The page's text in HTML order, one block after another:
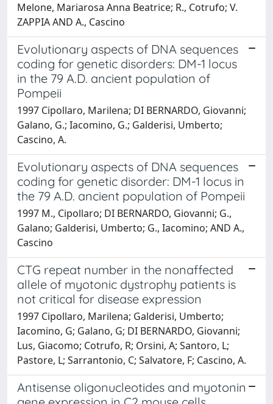
Melone, Mariarosa Anna Beatrice; R., Cotrufo; V.
ZAPPIA AND A., Cascino
Evolutionary aspects of DNA sequences
coding for genetic disorders: DM-1 locus
in the 79 A.D. ancient population of
Pompeii
1997 Cipollaro, Marilena; DI BERNARDO, Giovanni;
Galano, G.; Iacomino, G.; Galderisi, Umberto;
Cascino, A.
Evolutionary aspects of DNA sequences
coding for genetic disorder: DM-1 locus in
the 79 A.D. ancient population of Pompeii
1997 M., Cipollaro; DI BERNARDO, Giovanni; G.,
Galano; Galderisi, Umberto; G., Iacomino; AND A.,
Cascino
CTG repeat number in the nonaffected
allele of myotonic dystrophy patients is
not critical for disease expression
1997 Cipollaro, Marilena; Galderisi, Umberto;
Iacomino, G; Galano, G; DI BERNARDO, Giovanni;
Lus, Giacomo; Cotrufo, R; Orsini, A; Santoro, L;
Pastore, L; Sarrantonio, C; Salvatore, F; Cascino, A.
Antisense oligonucleotides and myotonin